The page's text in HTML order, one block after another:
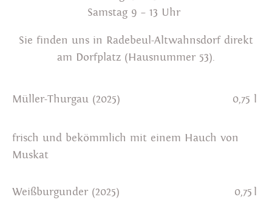
Samstag 9 – 13 Uhr
Sie finden uns in Radebeul-Altwahnsdorf direkt
am Dorfplatz (Hausnummer 53).
Müller-Thurgau (2025) 0,75 l
frisch und bekömmlich mit einem Hauch von
Muskat
Weißburgunder (2025) 0,75 l